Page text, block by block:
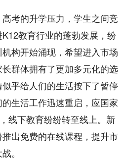
考的升学压力，学生之间竞
教育行业的蓬勃发展，纷
构开始涌现，希望进入市场
群体拥有了更加多元化的选
乎给人们的生活按下了暂停
生活工作迅速重启，应国家
线下教育纷纷转至线上。新
出免费的在线课程，提升市
。